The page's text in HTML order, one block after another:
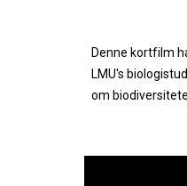
Denne kortfilm
LMU's
om